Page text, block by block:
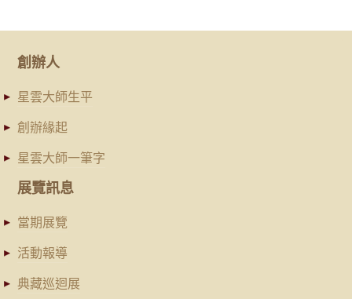
創辦人
星雲大師生平
創辦緣起
星雲大師一筆字
展覽訊息
當期展覽
活動報導
典藏巡迴展